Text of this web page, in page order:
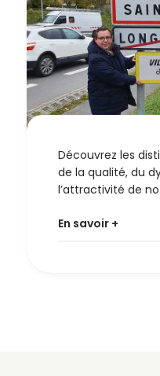
Découvrez les
de la qualité, du
l’attractivité de
En savoir +